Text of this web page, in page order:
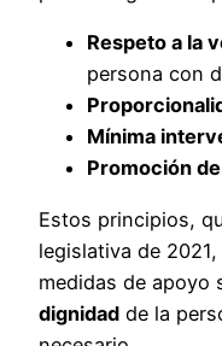
Respeto a la
persona con
Mínima
Promoción
Estos principios,
legislativa de
medidas de apoyo
dignidad de la